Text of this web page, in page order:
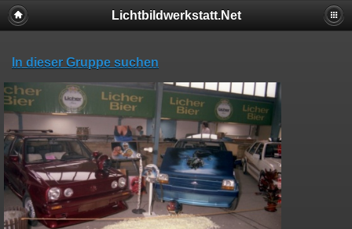
Lichtbildwerkstatt.Net
In dieser Gruppe suchen